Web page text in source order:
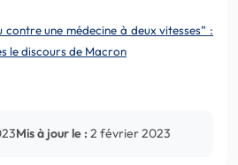
une médecine à deux vitesses” :
le discours de Macron
Mis à jour le : 2 février 2023